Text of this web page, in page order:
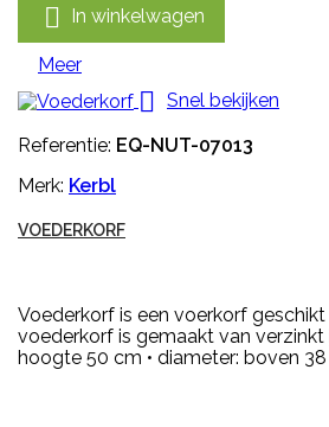
 In winkelwagen
Meer
 Snel bekijken
Referentie: EQ-NUT-07013
Merk: Kerbl
VOEDERKORF
Voederkorf is een voerkorf
voederkorf is gemaakt van verzinkt
hoogte 50 cm • diameter: boven